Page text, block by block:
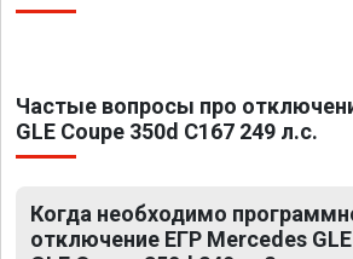
Частые вопросы про
GLE Coupe 350d C167 249 л.с.
Когда необходимо
отключение ЕГР Mercedes